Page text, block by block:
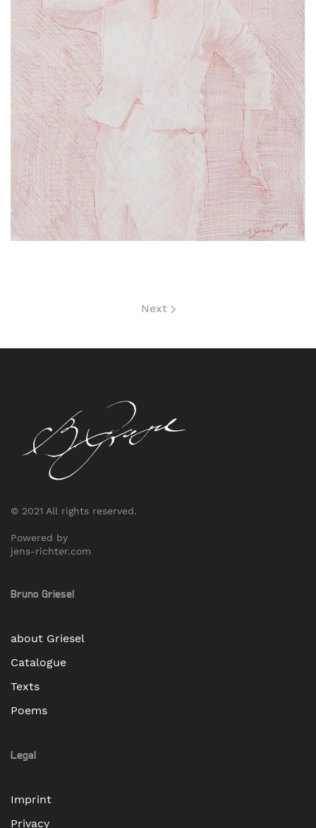
2017 | 78 x 56 cm
Rötel auf Papier, Hahnemühle
Next
© 2021 All rights reserved.
Powered by
jens-richter.com
Bruno Griesel
about Griesel
Catalogue
Texts
Poems
Legal
Imprint
Privacy